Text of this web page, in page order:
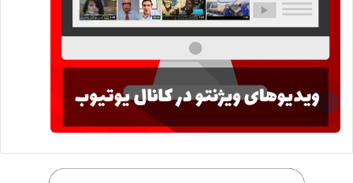
در مورد ریسک تجدیدنظر کنید. ریسک عملی نیست که بپذیرید بلکه
عملی است که ترجیح می‌دهید قبول نکنید. وقتی از محدوده‌ی راحتی
خارج می‌شوید به این کار عادت کرده و یک راحتی جدید را برای خود
خلق می‌کنید. برای رسیدن به اهداف خود، ترس را به‌عنوان کلیدی
ببینید که قرار است به شفاف‌سازی مسیر شما کمک کند. هدف خود
و موانع دستیابی به اهداف را شناسایی کنید، حس ناراحتی را بپذیرید
و سعی کنید به آن عادت کنید. آن را طلب کنید به‌جای این‌که از آن